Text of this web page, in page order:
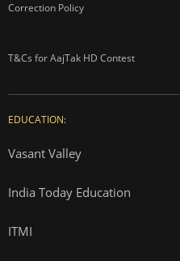
Correction Policy
T&Cs for AajTak HD Contest
EDUCATION:
Vasant Valley
India Today Education
ITMI